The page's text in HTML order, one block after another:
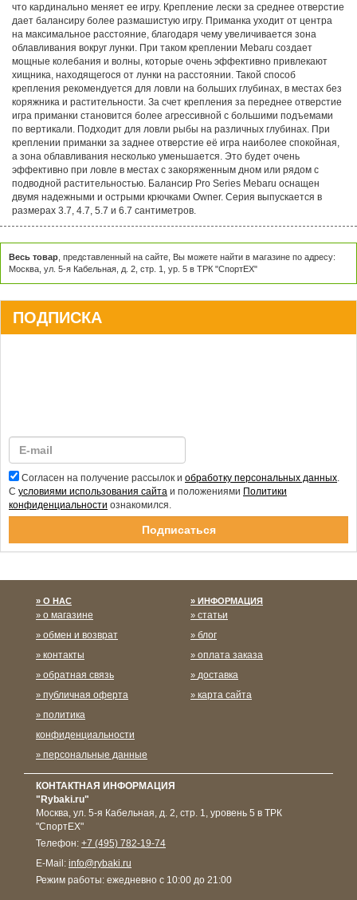
что кардинально меняет ее игру. Крепление лески за среднее отверстие
дает балансиру более размашистую игру. Приманка уходит от центра
на максимальное расстояние, благодаря чему увеличивается зона
облавливания вокруг лунки. При таком креплении Mebaru создает
мощные колебания и волны, которые очень эффективно привлекают
хищника, находящегося от лунки на расстоянии. Такой способ
крепления рекомендуется для ловли на больших глубинах, в местах без
коряжника и растительности. За счет крепления за переднее отверстие
игра приманки становится более агрессивной с большими подъемами
по вертикали. Подходит для ловли рыбы на различных глубинах. При
креплении приманки за заднее отверстие её игра наиболее спокойная,
а зона облавливания несколько уменьшается. Это будет очень
эффективно при ловле в местах с закоряженным дном или рядом с
подводной растительностью. Балансир Pro Series Mebaru оснащен
двумя надежными и острыми крючками Owner. Серия выпускается в
размерах 3.7, 4.7, 5.7 и 6.7 сантиметров.
Весь товар , представленный на сайте, Вы можете найти в магазине по адресу:
Москва, ул. 5-я Кабельная, д. 2, стр. 1, ур. 5 в ТРК "СпортЕХ"
ПОДПИСКА
Согласен на получение рассылок и обработку персональных данных
С условиями использования сайта и положениями Политики
конфиденциальности ознакомился.
О НАС
о магазине
обмен и возврат
контакты
обратная связь
публичная оферта
политика
конфиденциальности
персональные данные
ИНФОРМАЦИЯ
статьи
блог
оплата заказа
доставка
карта сайта
КОНТАКТНАЯ ИНФОРМАЦИЯ
"Rybaki.ru"
Москва, ул. 5-я Кабельная, д. 2, стр. 1, уровень 5 в ТРК
"СпортЕХ"
Телефон: +7 (495) 782-19-74
E-Mail: info@rybaki.ru
Режим работы: ежедневно с 10:00 до 21:00